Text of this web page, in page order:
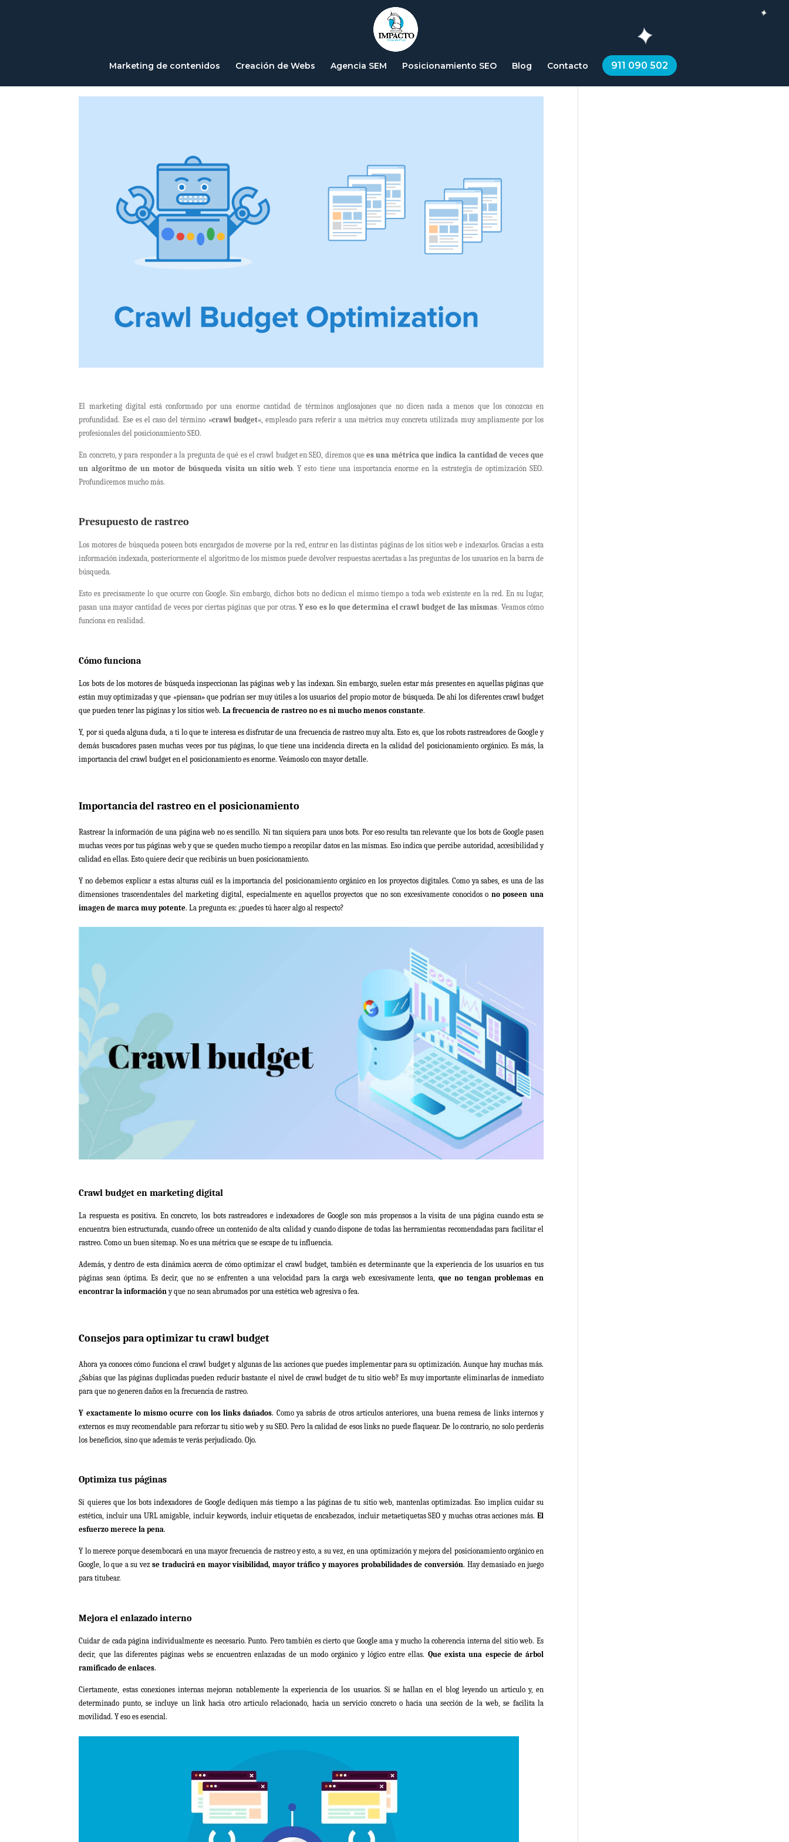
Marketing de contenidos Creación de Webs Agencia SEM Posicionamiento SEO Blog Contacto 911 090 502
Qué es el crawl budget en SEO
El marketing digital está conformado por una enorme cantidad de términos anglosajones que no dicen nada a menos que los conozcas en
profundidad. Ese es el caso del término «crawl budget«, empleado para referir a una métrica muy concreta utilizada muy ampliamente por los
profesionales del posicionamiento SEO.
En concreto, y para responder a la pregunta de qué es el crawl budget en SEO, diremos quees una métrica que indica la cantidad de veces que
un algoritmo de un motor de búsqueda visita un sitio web. Y esto tiene una importancia enorme en la estrategia de optimización SEO.
Profundicemos mucho más.
Presupuesto de rastreo
Los motores de búsqueda poseen bots encargados de moverse por la red, entrar en las distintas páginas de los sitios web e indexarlos. Gracias a esta
información indexada, posteriormente el algoritmo de los mismos puede devolver respuestas acertadas a las preguntas de los usuarios en la barra de
búsqueda.
Esto es precisamente lo que ocurre con Google. Sin embargo, dichos bots no dedican el mismo tiempo a toda web existente en la red. En su lugar,
pasan una mayor cantidad de veces por ciertas páginas que por otras. Y eso es lo que determina el crawl budget de las mismas. Veamos cómo
funciona en realidad.
Cómo funciona
Los bots de los motores de búsqueda inspeccionan las páginas web y las indexan. Sin embargo, suelen estar más presentes en aquellas páginas que
están muy optimizadas y que «piensan» que podrían ser muy útiles a los usuarios del propio motor de búsqueda. De ahí los diferentes crawl budget
que pueden tener las páginas y los sitios web. La frecuencia de rastreo no es ni mucho menos constante.
Y, por si queda alguna duda, a ti lo que te interesa es disfrutar de una frecuencia de rastreo muy alta. Esto es, que los robots rastreadores de Google y
demás buscadores pasen muchas veces por tus páginas, lo que tiene una incidencia directa en la calidad del posicionamiento orgánico. Es más, la
importancia del crawl budget en el posicionamiento es enorme. Veámoslo con mayor detalle.
Importancia del rastreo en el posicionamiento
Rastrear la información de una página web no es sencillo. Ni tan siquiera para unos bots. Por eso resulta tan relevante que los bots de Google pasen
muchas veces por tus páginas web y que se queden mucho tiempo a recopilar datos en las mismas. Eso indica que percibe autoridad, accesibilidad y
calidad en ellas. Esto quiere decir que recibirás un buen posicionamiento.
Y no debemos explicar a estas alturas cuál es la importancia del posicionamiento orgánico en los proyectos digitales. Como ya sabes, es una de las
dimensiones trascendentales del marketing digital, especialmente en aquellos proyectos que no son excesivamente conocidos o no poseen una
imagen de marca muy potente. La pregunta es: ¿puedes tú hacer algo al respecto?
Crawl budget en marketing digital
La respuesta es positiva. En concreto, los bots rastreadores e indexadores de Google son más propensos a la visita de una página cuando esta se
encuentra bien estructurada, cuando ofrece un contenido de alta calidad y cuando dispone de todas las herramientas recomendadas para facilitar el
rastreo. Como un buen sitemap. No es una métrica que se escape de tu influencia.
Además, y dentro de esta dinámica acerca de cómo optimizar el crawl budget, también es determinante que la experiencia de los usuarios en tus
páginas sean óptima. Es decir, que no se enfrenten a una velocidad para la carga web excesivamente lenta, que no tengan problemas en
encontrar la información y que no sean abrumados por una estética web agresiva o fea.
Consejos para optimizar tu crawl budget
Ahora ya conoces cómo funciona el crawl budget y algunas de las acciones que puedes implementar para su optimización. Aunque hay muchas más.
¿Sabías que las páginas duplicadas pueden reducir bastante el nivel de crawl budget de tu sitio web? Es muy importante eliminarlas de inmediato
para que no generen daños en la frecuencia de rastreo.
Y exactamente lo mismo ocurre con los links dañados. Como ya sabrás de otros artículos anteriores, una buena remesa de links internos y
externos es muy recomendable para reforzar tu sitio web y su SEO. Pero la calidad de esos links no puede flaquear. De lo contrario, no solo perderás
los beneficios, sino que además te verás perjudicado. Ojo.
Optimiza tus páginas
Si quieres que los bots indexadores de Google dediquen más tiempo a las páginas de tu sitio web, mantenlas optimizadas. Eso implica cuidar su
estética, incluir una URL amigable, incluir keywords, incluir etiquetas de encabezados, incluir metaetiquetas SEO y muchas otras acciones más.El
esfuerzo merece la pena.
Y lo merece porque desembocará en una mayor frecuencia de rastreo y esto, a su vez, en una optimización y mejora del posicionamiento orgánico en
Google, lo que a su vezse traducirá en mayor visibilidad, mayor tráfico y mayores probabilidades de conversión. Hay demasiado en juego
para titubear.
Mejora el enlazado interno
Cuidar de cada página individualmente es necesario. Punto. Pero también es cierto que Google ama y mucho la coherencia interna del sitio web. Es
decir, que las diferentes páginas webs se encuentren enlazadas de un modo orgánico y lógico entre ellas. Que exista una especie de árbol
ramificado de enlaces.
Ciertamente, estas conexiones internas mejoran notablemente la experiencia de los usuarios. Si se hallan en el blog leyendo un artículo y, en
determinado punto, se incluye un link hacia otro artículo relacionado, hacia un servicio concreto o hacia una sección de la web, se facilita la
movilidad. Y eso es esencial.